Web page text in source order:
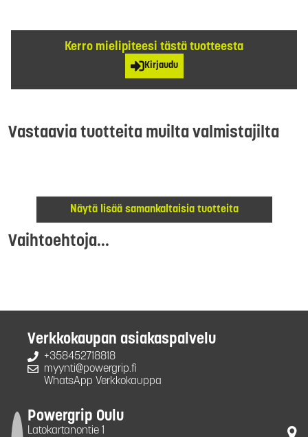
Kerro mielipiteesi tästä tuotteesta
Kirjaudu
Vastaavia tuotteita muilta valmistajilta
Näytä lisää samankaltaisia tuotteita
Vaihtoehtoja...
Verkkokaupan asiakaspalvelu
+358452718818
myynti@powergrip.fi
WhatsApp Verkkokauppa
Powergrip Oulu
Latokartanontie 1